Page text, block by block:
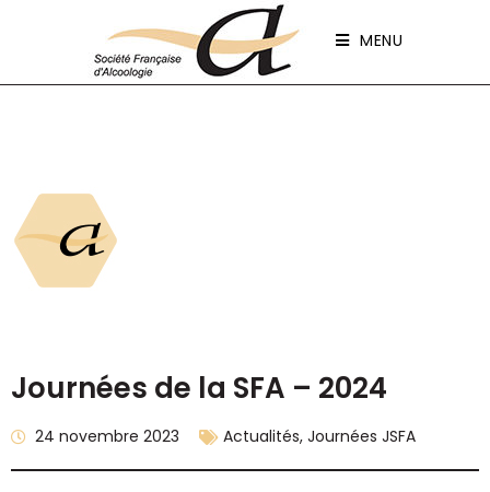
Panneau de gestion des cookies
MENU
Journées de la SFA – 2024
24 novembre 2023 Actualités, Journées JSFA